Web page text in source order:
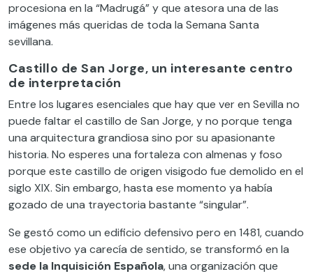
procesiona en la “Madrugá” y que atesora una de las
imágenes más queridas de toda la Semana Santa
sevillana.
Castillo de San Jorge, un interesante centro
de interpretación
Entre los lugares esenciales que hay que ver en Sevilla no
puede faltar el castillo de San Jorge, y no porque tenga
una arquitectura grandiosa sino por su apasionante
historia. No esperes una fortaleza con almenas y foso
porque este castillo de origen visigodo fue demolido en el
siglo XIX. Sin embargo, hasta ese momento ya había
gozado de una trayectoria bastante “singular”.
Se gestó como un edificio defensivo pero en 1481, cuando
ese objetivo ya carecía de sentido, se transformó en la
sede la Inquisición Española, una organización que